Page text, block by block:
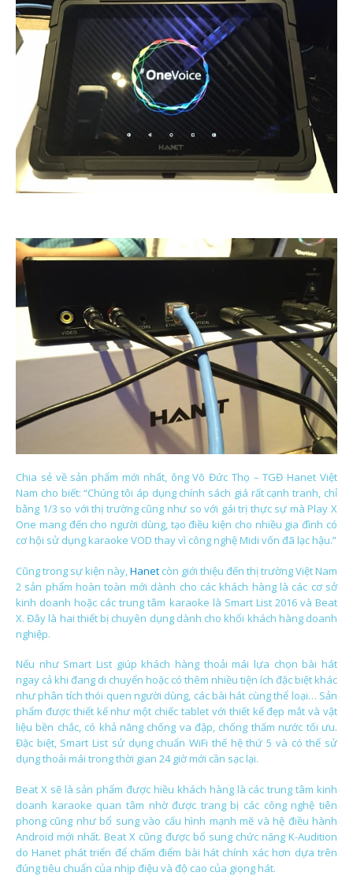
Chia sẻ về sản phẩm mới nhất, ông Võ Đức Thọ – TGĐ Hanet Việt
Nam cho biết: “Chúng tôi áp dụng chính sách giá rất cạnh tranh, chỉ
bằng 1/3 so với thị trường cũng như so với gái trị thực sự mà Play X
One mang đến cho người dùng, tạo điều kiện cho nhiều gia đình có
cơ hội sử dụng karaoke VOD thay vì công nghệ Midi vốn đã lạc hậu.”
Cũng trong sự kiện này,Hanet còn giới thiệu đến thị trường Việt Nam
2 sản phẩm hoàn toàn mới dành cho các khách hàng là các cơ sở
kinh doanh hoặc các trung tâm karaoke là Smart List 2016 và Beat
X. Đây là hai thiết bị chuyên dụng dành cho khối khách hàng doanh
nghiệp.
Nếu như Smart List giúp khách hàng thoải mái lựa chọn bài hát
ngay cả khi đang di chuyển hoặc có thêm nhiều tiện ích đặc biệt khác
như phân tích thói quen người dùng, các bài hát cùng thể loại… Sản
phẩm được thiết kế như một chiếc tablet với thiết kế đẹp mắt và vật
liệu bền chắc, có khả năng chống va đập, chống thấm nước tối ưu.
Đặc biệt, Smart List sử dụng chuẩn WiFi thế hệ thứ 5 và có thể sử
dụng thoải mái trong thời gian 24 giờ mới cần sạc lại.
Beat X sẽ là sản phẩm được hiều khách hàng là các trung tâm kinh
doanh karaoke quan tâm nhờ được trang bị các công nghệ tiên
phong cũng như bổ sung vào cấu hình mạnh mẽ và hệ điều hành
Android mới nhất. Beat X cũng được bổ sung chức năng K-Audition
do Hanet phát triển để chấm điểm bài hát chính xác hơn dựa trên
đúng tiêu chuẩn của nhịp điệu và độ cao của giọng hát.